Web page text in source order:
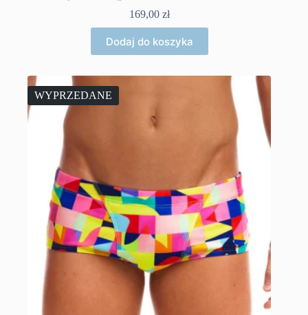
169,00 zł
Dodaj do koszyka
WYPRZEDANE